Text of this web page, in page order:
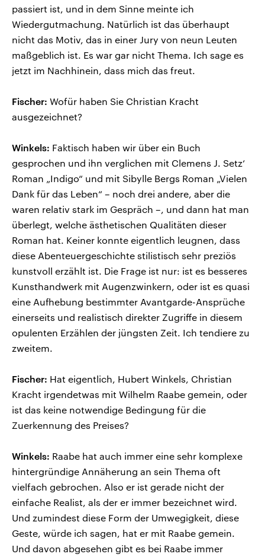
passiert ist, und in dem Sinne meinte ich
Wiedergutmachung. Natürlich ist das überhaupt
nicht das Motiv, das in einer Jury von neun Leuten
maßgeblich ist. Es war gar nicht Thema. Ich sage es
jetzt im Nachhinein, dass mich das freut.
Fischer: Wofür haben Sie Christian Kracht
ausgezeichnet?
Winkels: Faktisch haben wir über ein Buch
gesprochen und ihn verglichen mit Clemens J. Setz‘
Roman „Indigo“ und mit Sibylle Bergs Roman „Vielen
Dank für das Leben“ – noch drei andere, aber die
waren relativ stark im Gespräch –, und dann hat man
überlegt, welche ästhetischen Qualitäten dieser
Roman hat. Keiner konnte eigentlich leugnen, dass
diese Abenteuergeschichte stilistisch sehr preziös
kunstvoll erzählt ist. Die Frage ist nur: ist es besseres
Kunsthandwerk mit Augenzwinkern, oder ist es quasi
eine Aufhebung bestimmter Avantgarde-Ansprüche
einerseits und realistisch direkter Zugriffe in diesem
opulenten Erzählen der jüngsten Zeit. Ich tendiere zu
zweitem.
Fischer: Hat eigentlich, Hubert Winkels, Christian
Kracht irgendetwas mit Wilhelm Raabe gemein, oder
ist das keine notwendige Bedingung für die
Zuerkennung des Preises?
Winkels: Raabe hat auch immer eine sehr komplexe
hintergründige Annäherung an sein Thema oft
vielfach gebrochen. Also er ist gerade nicht der
einfache Realist, als der er immer bezeichnet wird.
Und zumindest diese Form der Umwegigkeit, diese
Geste, würde ich sagen, hat er mit Raabe gemein.
Und davon abgesehen gibt es bei Raabe immer